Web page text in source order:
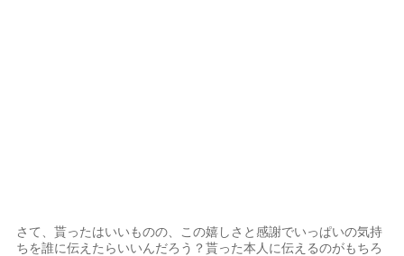
さて、貰ったはいいものの、この嬉しさと感謝でいっぱいの気持
ちを誰に伝えたらいいんだろう？貰った本人に伝えるのがもちろ